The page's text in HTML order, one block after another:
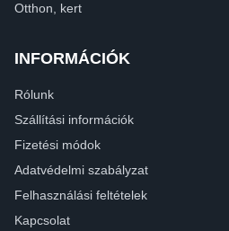
Otthon, kert
INFORMÁCIÓK
Rólunk
Szállítási információk
Fizetési módok
Adatvédelmi szabályzat
Felhasználási feltételek
Kapcsolat